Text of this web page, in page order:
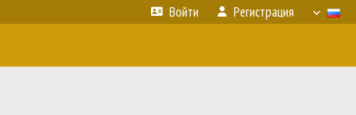
Войти Регистрация